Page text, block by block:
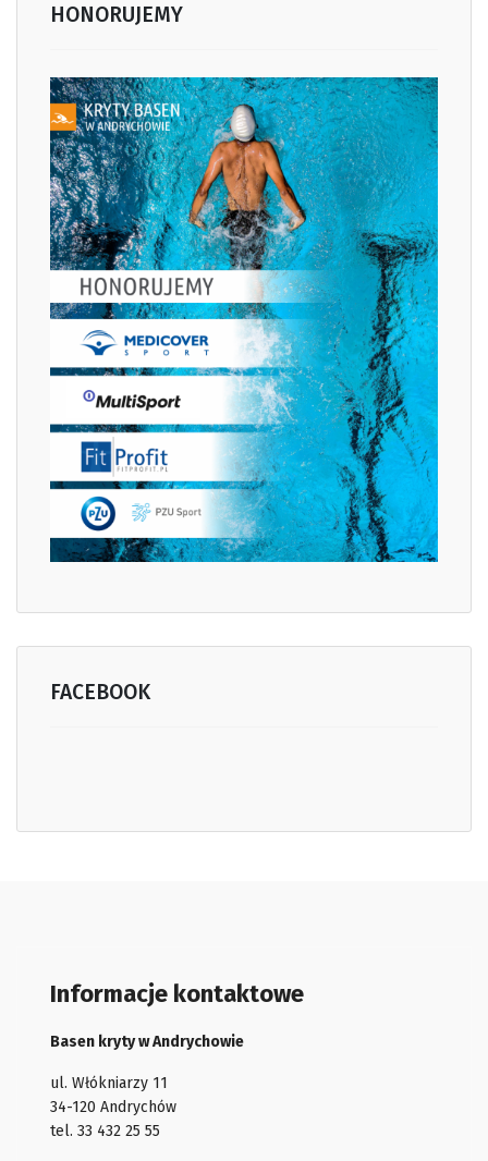
HONORUJEMY
FACEBOOK
Informacje kontaktowe
Basen kryty w Andrychowie
ul. Włókniarzy 11
34-120 Andrychów
tel. 33 432 25 55